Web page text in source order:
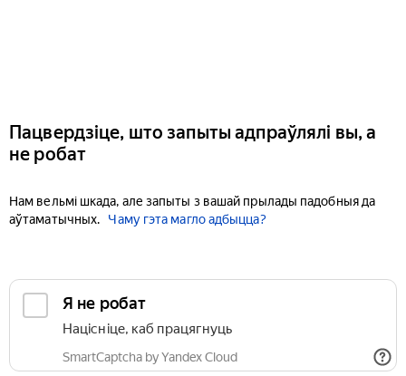
Пацвердзіце, што запыты адпраўлялі вы, а
не робат
Нам вельмі шкада, але запыты з вашай прылады падобныя да
аўтаматычных.
Чаму гэта магло адбыцца?
Я не робат
Націсніце, каб працягнуць
SmartCaptcha by Yandex Cloud